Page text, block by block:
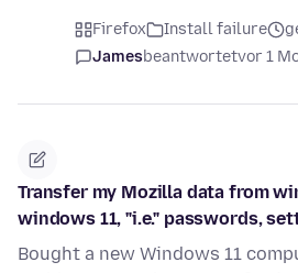
Firefox Install failure
Jamesbeantwortetvor 1
Transfer my Mozilla data from
windows 11, "i.e." passwords,
Bought a new Windows 11